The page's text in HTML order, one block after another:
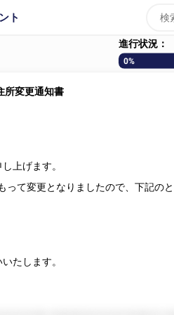
ト
進行状況：
0%
所変更通知書
上げます。
って変更となりましたので、下記の
たします。